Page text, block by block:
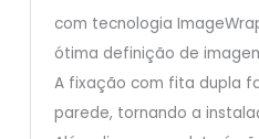
com tecnologia
ótima definição de
A fixação com fita dupla
parede, tornando a